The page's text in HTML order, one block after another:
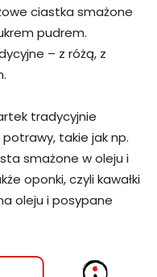
ciastka smażone
pudrem.
– z różą, z
tradycyjnie
takie jak np.
smażone w oleju i
oponki, czyli kawałki
oleju i posypane